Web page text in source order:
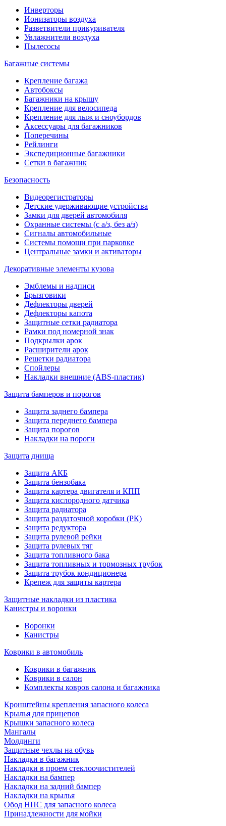
Инверторы
Ионизаторы воздуха
Разветвители прикуривателя
Увлажнители воздуха
Пылесосы
Багажные системы
Крепление багажа
Автобоксы
Багажники на крышу
Крепление для велосипеда
Крепление для лыж и сноубордов
Аксессуары для багажников
Поперечины
Рейлинги
Экспедиционные багажники
Сетки в багажник
Безопасность
Видеорегистраторы
Детские удерживающие устройства
Замки для дверей автомобиля
Охранные системы (с а/з, без а/з)
Сигналы автомобильные
Системы помощи при парковке
Центральные замки и активаторы
Декоративные элементы кузова
Эмблемы и надписи
Брызговики
Дефлекторы дверей
Дефлекторы капота
Защитные сетки радиатора
Рамки под номерной знак
Подкрылки арок
Расширители арок
Решетки радиатора
Спойлеры
Накладки внешние (ABS-пластик)
Защита бамперов и порогов
Защита заднего бампера
Защита переднего бампера
Защита порогов
Накладки на пороги
Защита днища
Защита АКБ
Защита бензобака
Защита картера двигателя и КПП
Защита кислородного датчика
Защита радиатора
Защита раздаточной коробки (РК)
Защита редуктора
Защита рулевой рейки
Защита рулевых тяг
Защита топливного бака
Защита топливных и тормозных трубок
Защита трубок кондиционера
Крепеж для защиты картера
Защитные накладки из пластика
Канистры и воронки
Воронки
Канистры
Коврики в автомобиль
Коврики в багажник
Коврики в салон
Комплекты ковров салона и багажника
Кронштейны крепления запасного колеса
Крылья для прицепов
Крышки запасного колеса
Мангалы
Молдинги
Защитные чехлы на обувь
Накладки в багажник
Накладки в проем стеклоочистителей
Накладки на бампер
Накладки на задний бампер
Накладки на крылья
Обод НПС для запасного колеса
Принадлежности для мойки